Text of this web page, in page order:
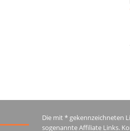
Die mit * gekennzeichneten
sogenannte Affiliate Links.